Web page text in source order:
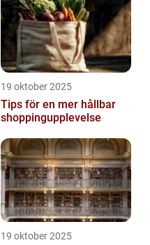
19 oktober 2025
Tips för en mer hållbar
shoppingupplevelse
19 oktober 2025